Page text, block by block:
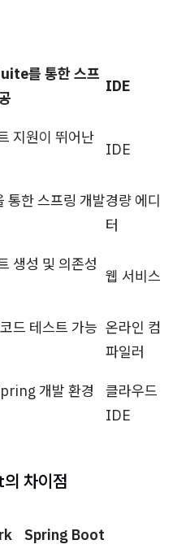
를 통한 스프
IDE
지원이 뛰어난
IDE
통한 스프링 개발경량 에디
터
생성 및 의존성
웹 서비스
드 테스트 가능 온라인 컴
파일러
개발 환경
클라우드
IDE
차이점
Spring Boot